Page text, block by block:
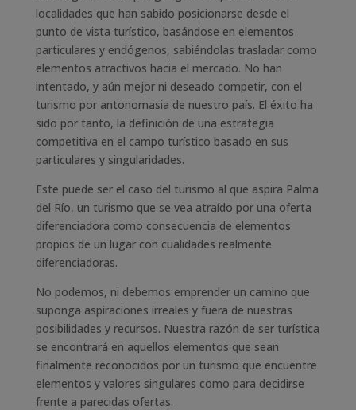
localidades que han sabido posicionarse desde el
punto de vista turístico, basándose en elementos
particulares y endógenos, sabiéndolas trasladar como
elementos atractivos hacia el mercado. No han
intentado, y aún mejor ni deseado competir, con el
turismo por antonomasia de nuestro país. El éxito ha
sido por tanto, la definición de una estrategia
competitiva en el campo turístico basado en sus
particulares y singularidades.
Este puede ser el caso del turismo al que aspira Palma
del Río, un turismo que se vea atraído por una oferta
diferenciadora como consecuencia de elementos
propios de un lugar con cualidades realmente
diferenciadoras.
No podemos, ni debemos emprender un camino que
suponga aspiraciones irreales y fuera de nuestras
posibilidades y recursos. Nuestra razón de ser turística
se encontrará en aquellos elementos que sean
finalmente reconocidos por un turismo que encuentre
elementos y valores singulares como para decidirse
frente a parecidas ofertas.